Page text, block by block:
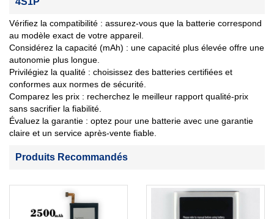
Vérifiez la compatibilité : assurez-vous que la batterie correspond
au modèle exact de votre appareil.
Considérez la capacité (mAh) : une capacité plus élevée offre une
autonomie plus longue.
Privilégiez la qualité : choisissez des batteries certifiées et
conformes aux normes de sécurité.
Comparez les prix : recherchez le meilleur rapport qualité-prix
sans sacrifier la fiabilité.
Évaluez la garantie : optez pour une batterie avec une garantie
claire et un service après-vente fiable.
Produits Recommandés